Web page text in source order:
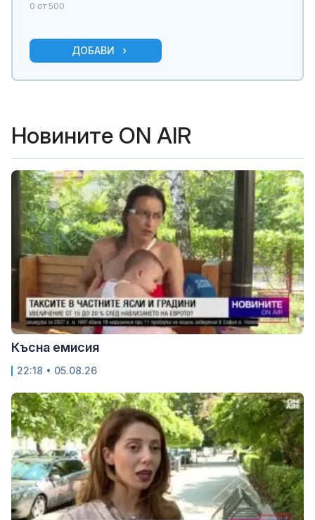
0 от 500
ДОБАВИ
Новините ON AIR
Късна емисия
22:18 • 05.08.26